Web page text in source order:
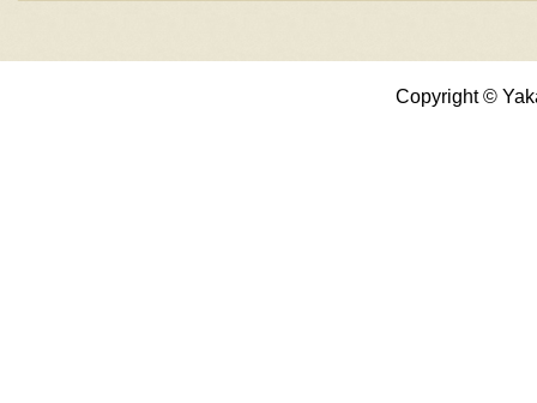
Copyright ©